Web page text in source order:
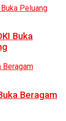
Buka
Beragam